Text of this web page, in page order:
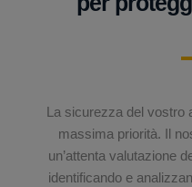
La sicurezza del vostro
massima priorità. Il
un’attenta valutazione
identificando e